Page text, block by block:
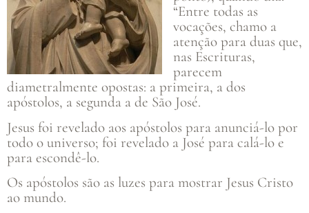
“Entre todas as
vocações, chamo a
atenção para duas que,
nas Escrituras,
parecem
diametralmente opostas: a primeira, a dos
apóstolos, a segunda a de São José.
Jesus foi revelado aos apóstolos para anunciá-lo por
todo o universo; foi revelado a José para calá-lo e
para escondê-lo.
Os apóstolos são as luzes para mostrar Jesus Cristo
ao mundo.